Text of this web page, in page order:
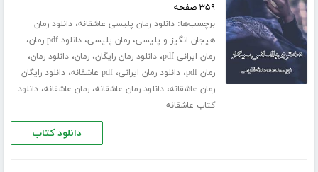
۳۵۹ صفحه
برچسب‌ها:دانلود رمان پلیسی عاشقانه،دانلود رمان
هیجان انگیز و پلیسی،رمان پلیسی،دانلود pdf رمان ،
رمان ایرانی pdf ،دانلود رمان رایگان،رمان،دانلود رمان،
رمان pdf ،دانلود رمان ایرانی،pdf عاشقانه ،دانلود رایگان
رمان عاشقانه،دانلود رمان عاشقانه،رمان عاشقانه،دانلود
کتاب عاشقانه
دانلود کتاب